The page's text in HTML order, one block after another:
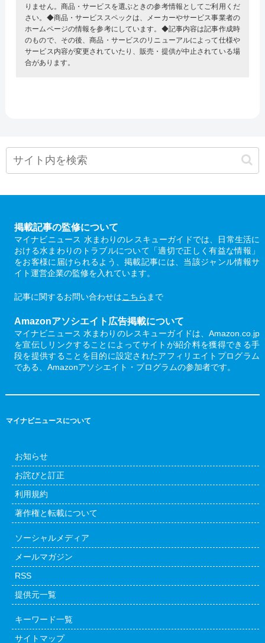
りません。商品・サービスを選ぶときの参考情報としてご利用くだ
さい。◆商品・サービススペックは、メーカーやサービス事業者の
ホームページの情報を参考にしています。◆記事内容は記事作成時
のもので、その後、商品・サービスのリニューアルによって仕様や
サービス内容が変更されていたり、販売・提供が中止されている場
合があります。
掲載記事の監修について
マイナビニュース 水まわりのレスキューガイドでは、日常生活に
おける水まわりのトラブルについて「適切で正しく有益な情報」
をお客様に届けられるよう、掲載記事には、当該ジャンル情報サ
イト運営企業の監修を入れています。
記事に関するお問い合わせはこちら まで
Amazonアソシエイト広告掲載について
マイナビニュース 水まわりのレスキューガイドは、Amazon.co.jp
を宣伝しリンクすることによってサイトが紹介料を獲得できる手
段を提供することを目的に設定されたアフィリエイトプログラム
である、Amazonアソシエイト・プログラムの参加者です。
マイナビニュースについて
お知らせ
お詫びと訂正
利用規約
著作権と転載について
ソーシャルメディア
メールマガジン
RSS
提供元一覧
キーワード一覧
サイトマップ